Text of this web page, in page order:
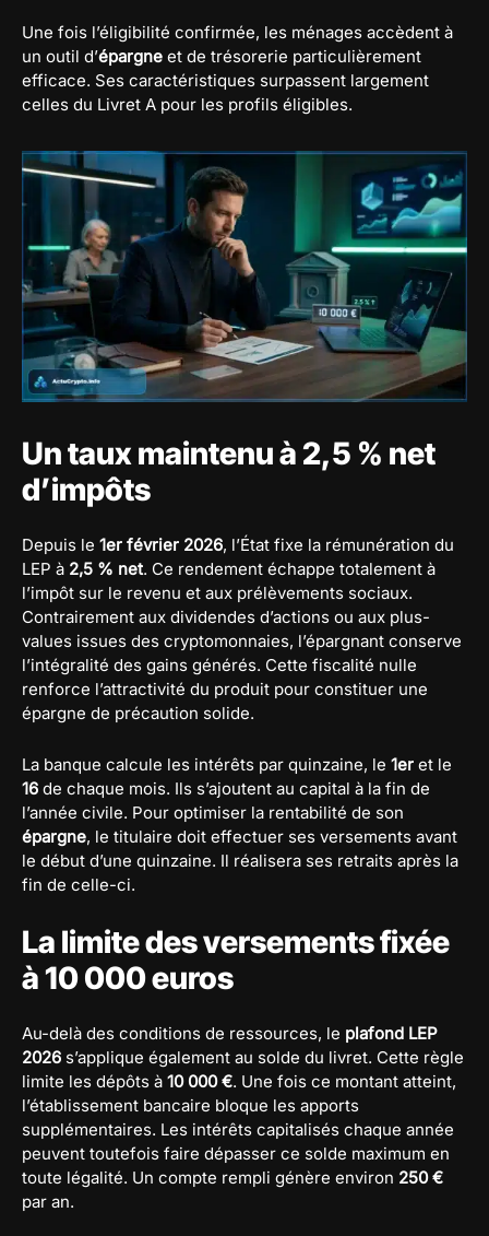
Une fois l’éligibilité confirmée, les ménages accèdent à
un outil d’épargne et de trésorerie particulièrement
efficace. Ses caractéristiques surpassent largement
celles du Livret A pour les profils éligibles.
Un taux maintenu à 2,5 % net
d’impôts
Depuis le 1er février 2026, l’État fixe la rémunération du
LEP à 2,5 % net. Ce rendement échappe totalement à
l’impôt sur le revenu et aux prélèvements sociaux.
Contrairement aux dividendes d’actions ou aux plus-
values issues des cryptomonnaies, l’épargnant conserve
l’intégralité des gains générés. Cette fiscalité nulle
renforce l’attractivité du produit pour constituer une
épargne de précaution solide.
La banque calcule les intérêts par quinzaine, le 1er et le
16 de chaque mois. Ils s’ajoutent au capital à la fin de
l’année civile. Pour optimiser la rentabilité de son
épargne, le titulaire doit effectuer ses versements avant
le début d’une quinzaine. Il réalisera ses retraits après la
fin de celle-ci.
La limite des versements fixée
à 10 000 euros
Au-delà des conditions de ressources, le plafond LEP
2026 s’applique également au solde du livret. Cette règle
limite les dépôts à 10 000 €. Une fois ce montant atteint,
l’établissement bancaire bloque les apports
supplémentaires. Les intérêts capitalisés chaque année
peuvent toutefois faire dépasser ce solde maximum en
toute légalité. Un compte rempli génère environ 250 €
par an.